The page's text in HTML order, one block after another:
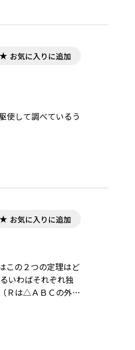
お気に入りに追加
使して調べているう
お気に入りに追加
この２つの定理はど
いわばそれぞれ独
Ｒは△ＡＢＣの外接
正しく表示するた